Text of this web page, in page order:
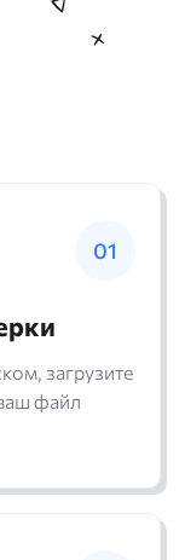
загрузите
файл